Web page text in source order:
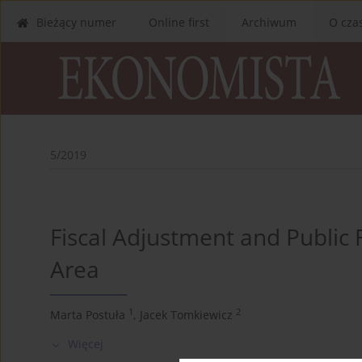
Bieżący numer Online first Archiwum O
5/2019
Fiscal Adjustment and
Area
Marta Postuła 1 , Jacek Tomkiewicz 2
Więcej